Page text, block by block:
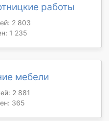
работы
2 803
1 235
мебели
2 881
365